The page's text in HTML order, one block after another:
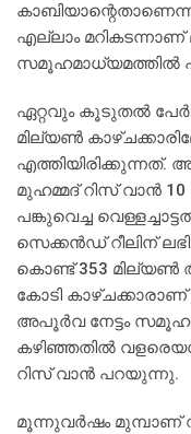
എല്ലാം മറികടന്നാണ്
സമൂഹമാധ്യമത്തില്‍
ഏറ്റവും കൂടുതല്‍ പേര്‍
മില്യണ്‍
എത്തിയിരിക്കുന്നത്.
മുഹമ്മദ് റിസ് വാന്‍
പങ്കുവെച്ച
സെക്കന്‍ഡ് റീലിന്
കൊണ്ട് 353 മില്യണ്‍
കോടി
അപൂര്‍വ നേട്ടം
കഴിഞ്ഞതില്‍
റിസ് വാന്‍ പറയുന്നു.
മൂന്നുവര്‍ഷം മുമ്പാണ്